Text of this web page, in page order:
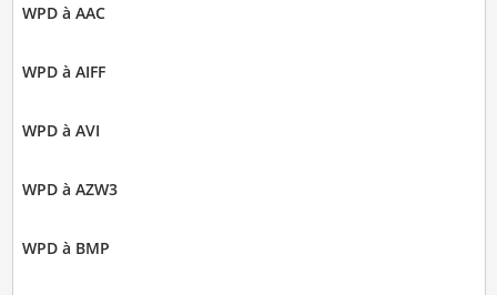
WPD à AAC
WPD à AIFF
WPD à AVI
WPD à AZW3
WPD à BMP